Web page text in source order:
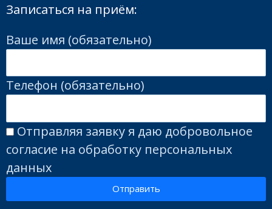
Записаться на приём:
Ваше имя (обязательно)
Телефон (обязательно)
Отправляя заявку я даю добровольное
согласие на обработку персональных
данных
Отправить